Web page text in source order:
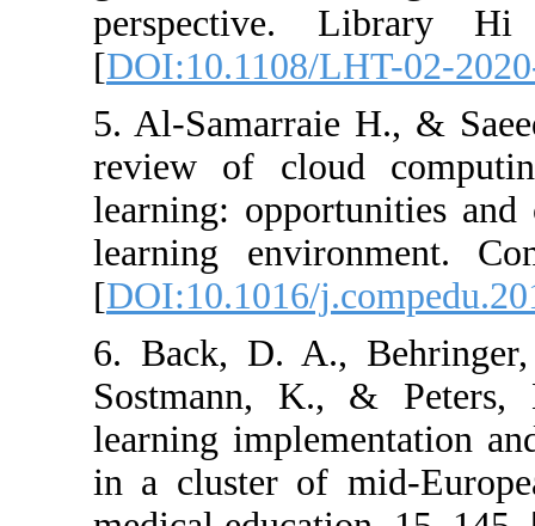
[DOI:10.1108/
5. Al-
review of
learning:
learning
[DOI:10.1016/
6. Back, D. A.,
Sostmann,
learning
in a cluster of